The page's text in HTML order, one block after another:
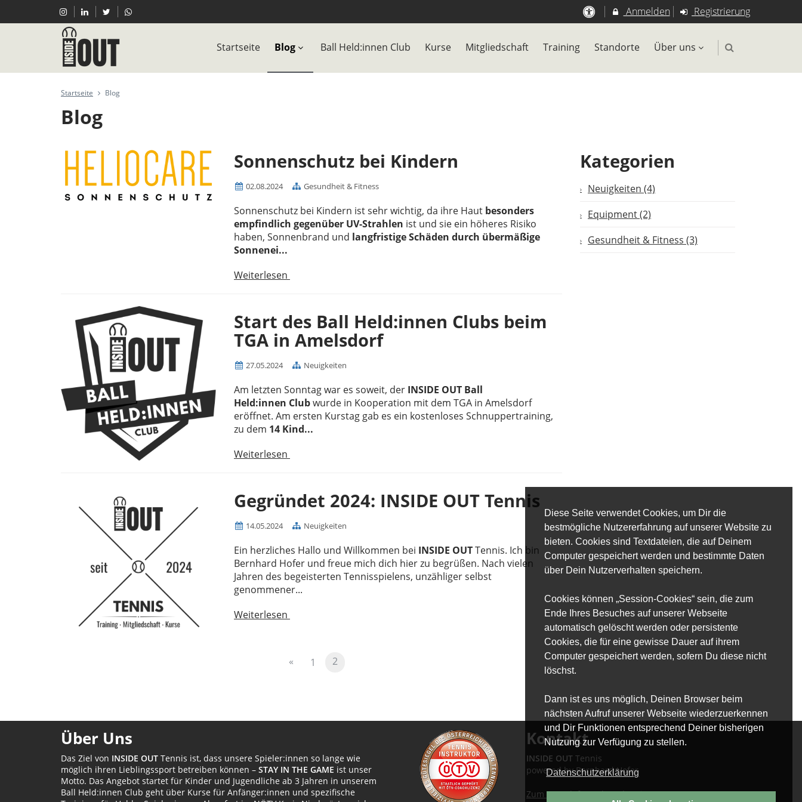
Diese Seite verwendet Cookies, um Dir die
bestmögliche Nutzererfahrung auf unserer Website zu
bieten. Cookies sind Textdateien, die auf Deinem
Computer gespeichert werden und bestimmte Daten
über Dein Nutzerverhalten speichern.
Cookies können „Session-Cookies“ sein, die zum
Ende Ihres Besuches auf unserer Webseite
automatisch gelöscht werden oder persistente
Cookies, die für eine gewisse Dauer auf ihrem
Computer gespeichert werden, sofern Du diese nicht
löschst.
Dann ist es uns möglich, Deinen Browser beim
nächsten Aufruf unserer Webseite wiederzuerkennen
und Dir Funktionen entsprechend Deiner bisherigen
Nutzung zur Verfügung zu stellen.
Datenschutzerklärung
Anmelden Registrierung
Startseite Blog Ball Held:innen Club Kurse Mitgliedschaft Training Standorte Über uns
Startseite Blog
Blog
Sonnenschutz bei Kindern
02.08.2024 Gesundheit & Fitness
Sonnenschutz bei Kindern ist sehr wichtig, da ihre Haut besonders
empfindlich gegenüber UV-Strahlen ist und sie ein höheres Risiko
haben, Sonnenbrand und langfristige Schäden durch übermäßige
Sonnenei...
Weiterlesen
Start des Ball Held:innen Clubs beim
TGA in Amelsdorf
27.05.2024 Neuigkeiten
Am letzten Sonntag war es soweit, der INSIDE OUT Ball
Held:innen Clubwurde in Kooperation mit dem TGA in Amelsdorf
eröffnet. Am ersten Kurstag gab es ein kostenloses Schnuppertraining,
zu dem 14 Kind...
Weiterlesen
Gegründet 2024: INSIDE OUT Tennis
14.05.2024 Neuigkeiten
Ein herzliches Hallo und Willkommen bei INSIDE OUTTennis. Ich bin
Bernhard Hofer und freue mich dich hier zu begrüßen. Nach vielen
Jahren des begeisterten Tennisspielens, unzähliger selbst
genommener...
Weiterlesen
« 1 2
Kategorien
Neuigkeiten (4)
Equipment (2)
Gesundheit & Fitness (3)
Über Uns
Das Ziel von INSIDE OUT Tennis ist, dass unsere Spieler:innen so lange wie
möglich ihren Lieblingssport betreiben können – STAY IN THE GAME ist unser
Motto. Das Angebot startet für Kinder und Jugendliche ab 3 Jahren in unserem
Ball Held:innen Club geht über Kurse für Anfänger:innen und spezifische
Kontakt
INSIDE OUT Tennis
powered by Bernhard Hofer
Zum Kontaktformularoder einen